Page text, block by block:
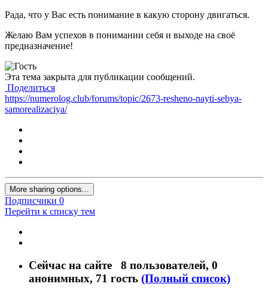
Рада, что у Вас есть понимание в какую сторону двигаться.
Желаю Вам успехов в понимании себя и выходе на своё
предназначение!
Эта тема закрыта для публикации сообщений.
Поделиться
https://numerolog.club/forums/topic/2673-resheno-nayti-sebya-
samorealizaciya/
More sharing options...
Подписчики 0
Перейти к списку тем
Сейчас на сайте 8 пользователей, 0
анонимных, 71 гость (Полный список)